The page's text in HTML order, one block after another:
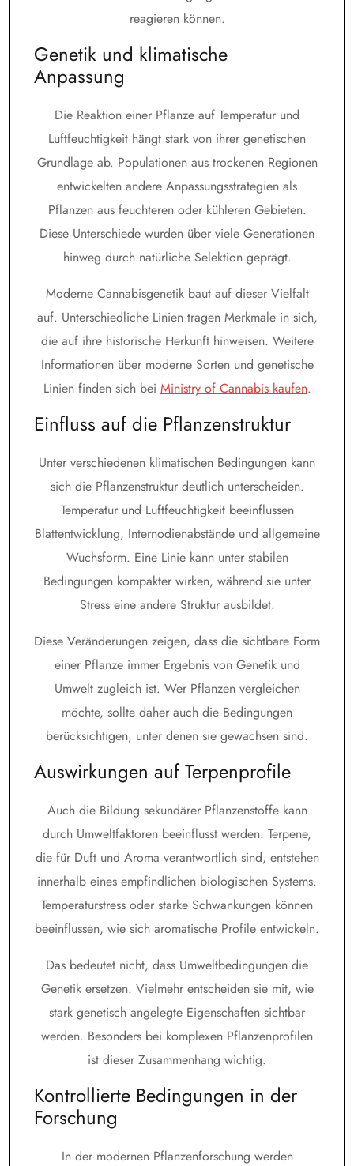
reagieren können.
Genetik und klimatische
Anpassung
Die Reaktion einer Pflanze auf Temperatur und
Luftfeuchtigkeit hängt stark von ihrer genetischen
Grundlage ab. Populationen aus trockenen Regionen
entwickelten andere Anpassungsstrategien als
Pflanzen aus feuchteren oder kühleren Gebieten.
Diese Unterschiede wurden über viele Generationen
hinweg durch natürliche Selektion geprägt.
Moderne Cannabisgenetik baut auf dieser Vielfalt
auf. Unterschiedliche Linien tragen Merkmale in sich,
die auf ihre historische Herkunft hinweisen. Weitere
Informationen über moderne Sorten und genetische
Linien finden sich bei Ministry of Cannabis kaufen.
Einfluss auf die Pflanzenstruktur
Unter verschiedenen klimatischen Bedingungen kann
sich die Pflanzenstruktur deutlich unterscheiden.
Temperatur und Luftfeuchtigkeit beeinflussen
Blattentwicklung, Internodienabstände und allgemeine
Wuchsform. Eine Linie kann unter stabilen
Bedingungen kompakter wirken, während sie unter
Stress eine andere Struktur ausbildet.
Diese Veränderungen zeigen, dass die sichtbare Form
einer Pflanze immer Ergebnis von Genetik und
Umwelt zugleich ist. Wer Pflanzen vergleichen
möchte, sollte daher auch die Bedingungen
berücksichtigen, unter denen sie gewachsen sind.
Auswirkungen auf Terpenprofile
Auch die Bildung sekundärer Pflanzenstoffe kann
durch Umweltfaktoren beeinflusst werden. Terpene,
die für Duft und Aroma verantwortlich sind, entstehen
innerhalb eines empfindlichen biologischen Systems.
Temperaturstress oder starke Schwankungen können
beeinflussen, wie sich aromatische Profile entwickeln.
Das bedeutet nicht, dass Umweltbedingungen die
Genetik ersetzen. Vielmehr entscheiden sie mit, wie
stark genetisch angelegte Eigenschaften sichtbar
werden. Besonders bei komplexen Pflanzenprofilen
ist dieser Zusammenhang wichtig.
Kontrollierte Bedingungen in der
Forschung
In der modernen Pflanzenforschung werden